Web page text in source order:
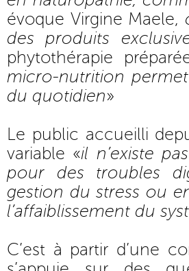
évoque Virgine Maele,
des produits
phytothérapie
micro-nutrition
du quotidien»
Le public accueilli
variable «il n’existe
pour des troubles
gestion du stress ou
l’affaiblissement du
C’est à partir d’une